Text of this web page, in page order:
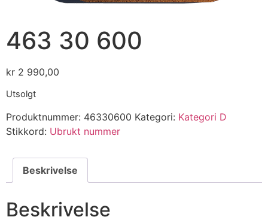
463 30 600
kr 2 990,00
Utsolgt
Produktnummer: 46330600 Kategori: Kategori D
Stikkord: Ubrukt nummer
Beskrivelse
Beskrivelse